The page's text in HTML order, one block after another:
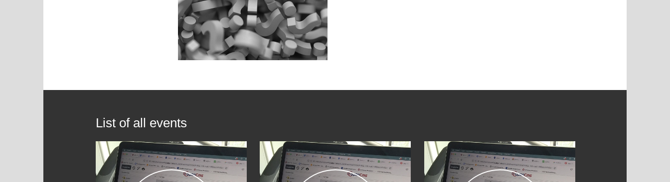
List of all events